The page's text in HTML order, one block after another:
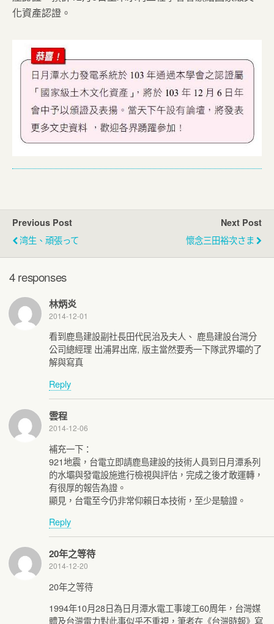
化資產認證。
Previous Post
湾生、頑張って
Next Post
懷念三田裕次さま
4 responses
林炳炎
2014-12-01
看到鹿島建設副社長田代民治及夫人、 鹿島建設台灣分
公司總經理 出浦昇出席, 版主當然要秀一下隊武界壩的了
解與寫真
Reply
雲程
2014-12-06
補充一下：
921地震，台電立即請鹿島建設的技術人員到日月潭系列
的水壩與發電設施進行檢視與評估，完成之後才敢運轉，
有很厚的報告為證。
顯見，台電至今仍非常仰賴日本技術，至少是驗證。
Reply
20年之等待
2014-12-20
20年之等待
1994年10月28日為日月潭水電工事竣工60周年，台灣媒
體及台灣電力對此事似乎不重視，筆者在《台灣時報》寫